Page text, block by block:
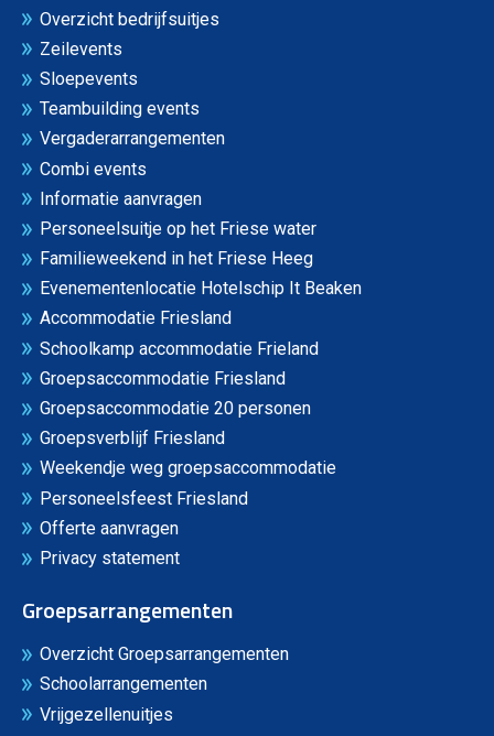
Overzicht bedrijfsuitjes
Zeilevents
Sloepevents
Teambuilding events
Vergaderarrangementen
Combi events
Informatie aanvragen
Personeelsuitje op het Friese water
Familieweekend in het Friese Heeg
Evenementenlocatie Hotelschip It Beaken
Accommodatie Friesland
Schoolkamp accommodatie Frieland
Groepsaccommodatie Friesland
Groepsaccommodatie 20 personen
Groepsverblijf Friesland
Weekendje weg groepsaccommodatie
Personeelsfeest Friesland
Offerte aanvragen
Privacy statement
Groepsarrangementen
Overzicht Groepsarrangementen
Schoolarrangementen
Vrijgezellenuitjes